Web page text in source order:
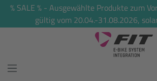
springen
% SALE % - Ausgewählte Produkte zum
gültig vom 20.04.-31.08.2026,